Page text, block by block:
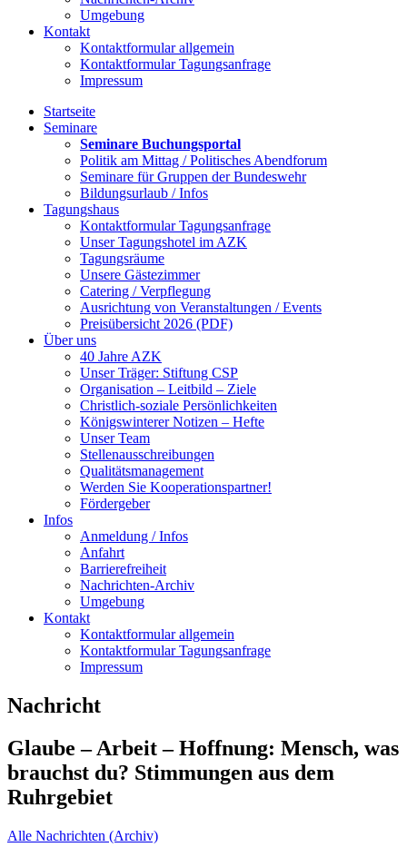
Umgebung
Kontakt
Kontaktformular allgemein
Kontaktformular Tagungsanfrage
Impressum
Startseite
Seminare
Seminare Buchungsportal
Politik am Mittag / Politisches Abendforum
Seminare für Gruppen der Bundeswehr
Bildungsurlaub / Infos
Tagungshaus
Kontaktformular Tagungsanfrage
Unser Tagungshotel im AZK
Tagungsräume
Unsere Gästezimmer
Catering / Verpflegung
Ausrichtung von Veranstaltungen / Events
Preisübersicht 2026 (PDF)
Über uns
40 Jahre AZK
Unser Träger: Stiftung CSP
Organisation – Leitbild – Ziele
Christlich-soziale Persönlichkeiten
Königswinterer Notizen – Hefte
Unser Team
Stellenausschreibungen
Qualitätsmanagement
Werden Sie Kooperationspartner!
Fördergeber
Infos
Anmeldung / Infos
Anfahrt
Barrierefreiheit
Nachrichten-Archiv
Umgebung
Kontakt
Kontaktformular allgemein
Kontaktformular Tagungsanfrage
Impressum
Nachricht
Glaube – Arbeit – Hoffnung: Mensch, was
brauchst du? Stimmungen aus dem
Ruhrgebiet
Alle Nachrichten (Archiv)